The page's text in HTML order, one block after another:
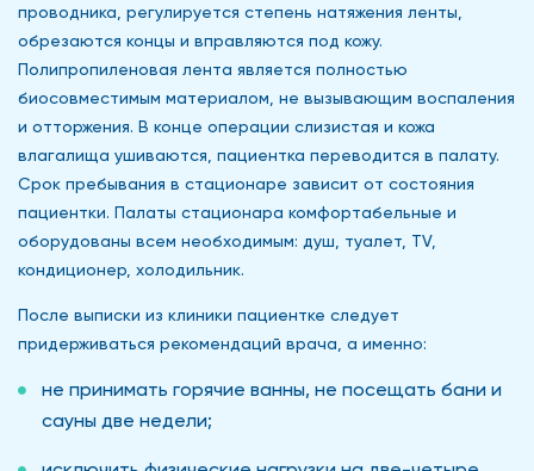
проводника, регулируется степень натяжения ленты,
обрезаются концы и вправляются под кожу.
Полипропиленовая лента является полностью
биосовместимым материалом, не вызывающим воспаления
и отторжения. В конце операции слизистая и кожа
влагалища ушиваются, пациентка переводится в палату.
Срок пребывания в стационаре зависит от состояния
пациентки. Палаты стационара комфортабельные и
оборудованы всем необходимым: душ, туалет, TV,
кондиционер, холодильник.
После выписки из клиники пациентке следует
придерживаться рекомендаций врача, а именно:
не принимать горячие ванны, не посещать бани и
сауны две недели;